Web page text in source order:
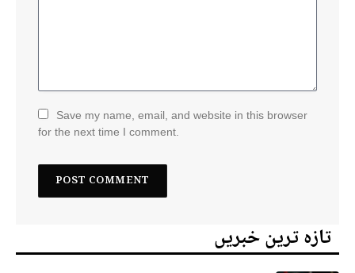
Save my name, email, and website in this browser
for the next time I comment.
تازہ ترین خبریں